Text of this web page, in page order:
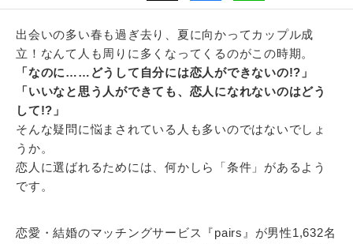
出会いの多い春も過ぎ去り、夏に向かってカップル成
立！なんて人も周りに多くなってくるのがこの時期。
「なのに……どうして自分には恋人ができないの!?」
「いいなと思う人ができても、恋人になれないのはどう
して!?」
そんな疑問に悩まされている人も多いのではないでしょ
うか。
恋人に選ばれるためには、何かしら「条件」があるよう
です。
恋愛・結婚のマッチングサービス『pairs』が男性1,632名